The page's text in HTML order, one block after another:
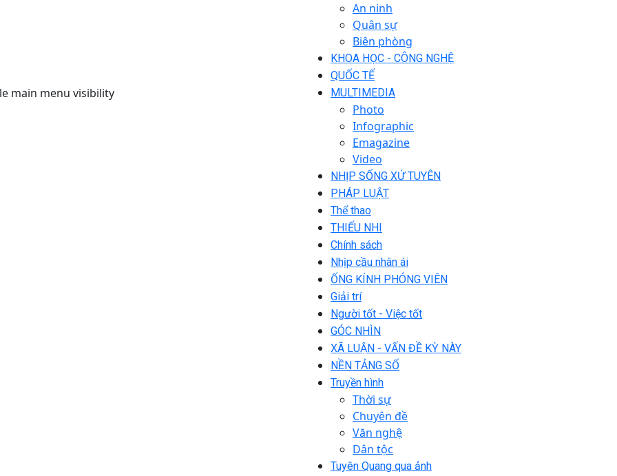
main menu visibility
An ninh
Quân sự
Biên phòng
KHOA HỌC - CÔNG NGHỆ
QUỐC TẾ
MULTIMEDIA
Photo
Infographic
Emagazine
Video
NHỊP SỐNG XỨ TUYÊN
PHÁP LUẬT
Thể thao
THIẾU NHI
Chính sách
Nhịp cầu nhân ái
ỐNG KÍNH PHÓNG VIÊN
Giải trí
Người tốt - Việc tốt
GÓC NHÌN
XÃ LUẬN - VẤN ĐỀ KỲ NÀY
NỀN TẢNG SỐ
Truyền hình
Thời sự
Chuyên đề
Văn nghệ
Dân tộc
Tuyên Quang qua ảnh